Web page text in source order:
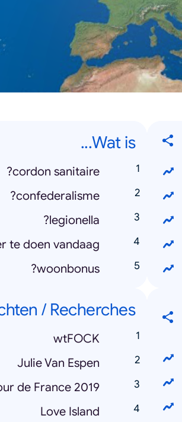
Wat is...
cordon sanitaire?
confederalisme?
legionella?
te doen vandaag?
woonbonus?
/ Recherches
wtFOCK
Julie Van Espen
de France 2019
Love Island